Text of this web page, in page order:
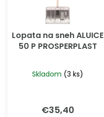
Lopata na sneh ALUICE
50 P PROSPERPLAST
Skladom (3 ks)
€35,40